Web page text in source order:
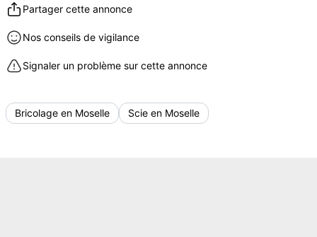
Partager cette annonce
Nos conseils de vigilance
Signaler un problème sur cette annonce
Bricolage en Moselle Scie en Moselle